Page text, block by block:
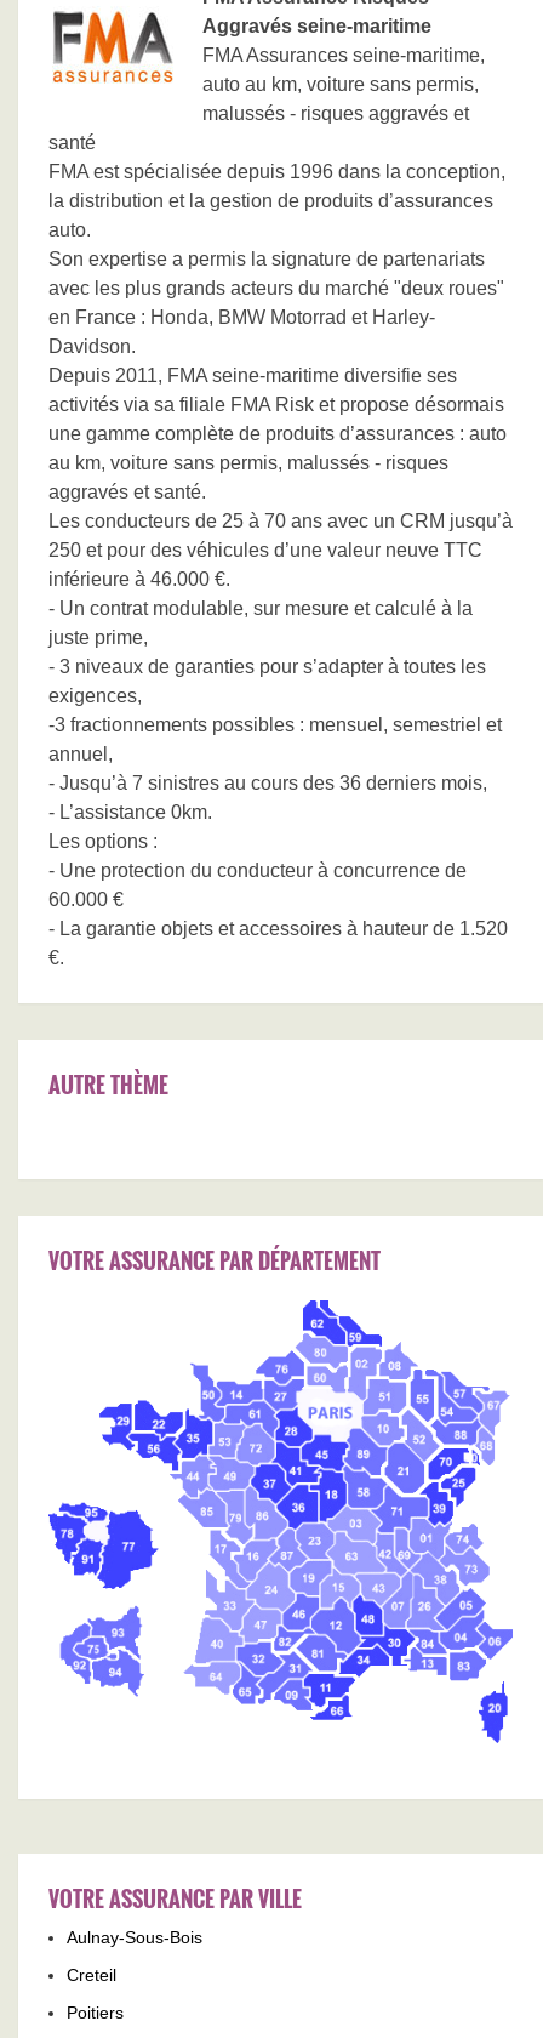
Aggravés seine-maritime
FMA Assurances seine-maritime,
auto au km, voiture sans permis,
malussés - risques aggravés et
santé
FMA est spécialisée depuis 1996 dans la conception,
la distribution et la gestion de produits d’assurances
auto.
Son expertise a permis la signature de partenariats
avec les plus grands acteurs du marché "deux roues"
en France : Honda, BMW Motorrad et Harley-
Davidson.
Depuis 2011, FMA seine-maritime diversifie ses
activités via sa filiale FMA Risk et propose désormais
une gamme complète de produits d’assurances : auto
au km, voiture sans permis, malussés - risques
aggravés et santé.
Les conducteurs de 25 à 70 ans avec un CRM jusqu’à
250 et pour des véhicules d’une valeur neuve TTC
inférieure à 46.000 €.
- Un contrat modulable, sur mesure et calculé à la
juste prime,
- 3 niveaux de garanties pour s’adapter à toutes les
exigences,
-3 fractionnements possibles : mensuel, semestriel et
annuel,
- Jusqu’à 7 sinistres au cours des 36 derniers mois,
- L’assistance 0km.
Les options :
- Une protection du conducteur à concurrence de
60.000 €
- La garantie objets et accessoires à hauteur de 1.520
€.
AUTRE THÈME
VOTRE ASSURANCE PAR DÉPARTEMENT
VOTRE ASSURANCE PAR VILLE
Aulnay-Sous-Bois
Creteil
Poitiers